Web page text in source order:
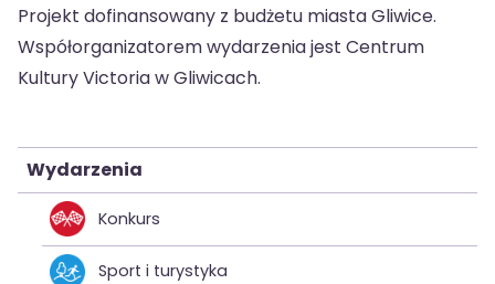
Projekt dofinansowany z budżetu miasta Gliwice.
Współorganizatorem wydarzenia jest Centrum
Kultury Victoria w Gliwicach.
Wydarzenia
Konkurs
Sport i turystyka